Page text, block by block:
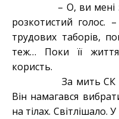
– О, ви мені
розкотистий
трудових таборів,
теж… Поки її
користь.
За мить СК
Він намагався
на тілах. Світлішало.